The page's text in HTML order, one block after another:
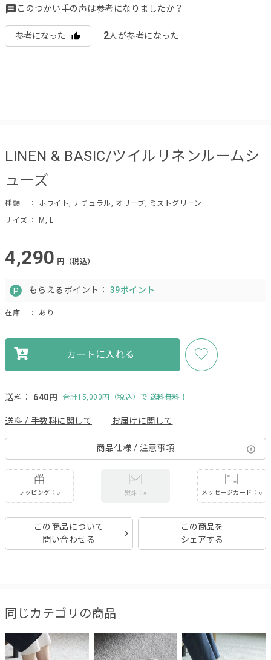
このつかい手の声は参考になりましたか？
参考になった 2人が参考になった
LINEN & BASIC/ツイルリネンルームシ
ューズ
種類
： ホワイト, ナチュラル, オリーブ, ミストグリーン
サイズ ： M, L
4,290 円（税込）
もらえるポイント： 39ポイント
在庫 ： あり
カートに入れる
送料： 640円 合計15,000円（税込）で 送料無料！
送料 / 手数料に関して お届けに関して
商品仕様 / 注意事項
ラッピング：○ 熨斗：× メッセージカード：○
この商品について
問い合わせる
この商品を
シェアする
同じカテゴリの商品